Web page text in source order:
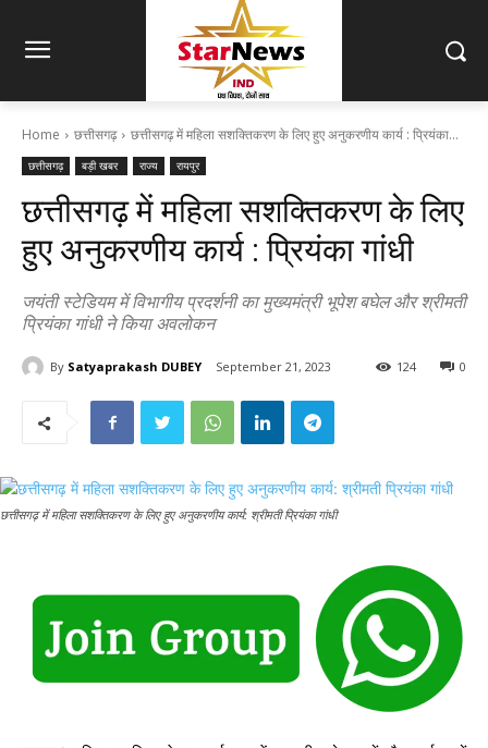
Home छत्तीसगढ़ छत्तीसगढ़ में महिला सशक्तिकरण के लिए हुए अनुकरणीय कार्य : प्रियंका...
छत्तीसगढ़ बड़ी खबर राज्य रायपुर
छत्तीसगढ़ में महिला सशक्तिकरण के लिए
हुए अनुकरणीय कार्य : प्रियंका गांधी
जयंती स्टेडियम में विभागीय प्रदर्शनी का मुख्यमंत्री भूपेश बघेल और श्रीमती
प्रियंका गांधी ने किया अवलोकन
By Satyaprakash DUBEY September 21, 2023 0
124
छत्तीसगढ़ में महिला सशक्तिकरण के लिए हुए अनुकरणीय कार्य: श्रीमती प्रियंका गांधी